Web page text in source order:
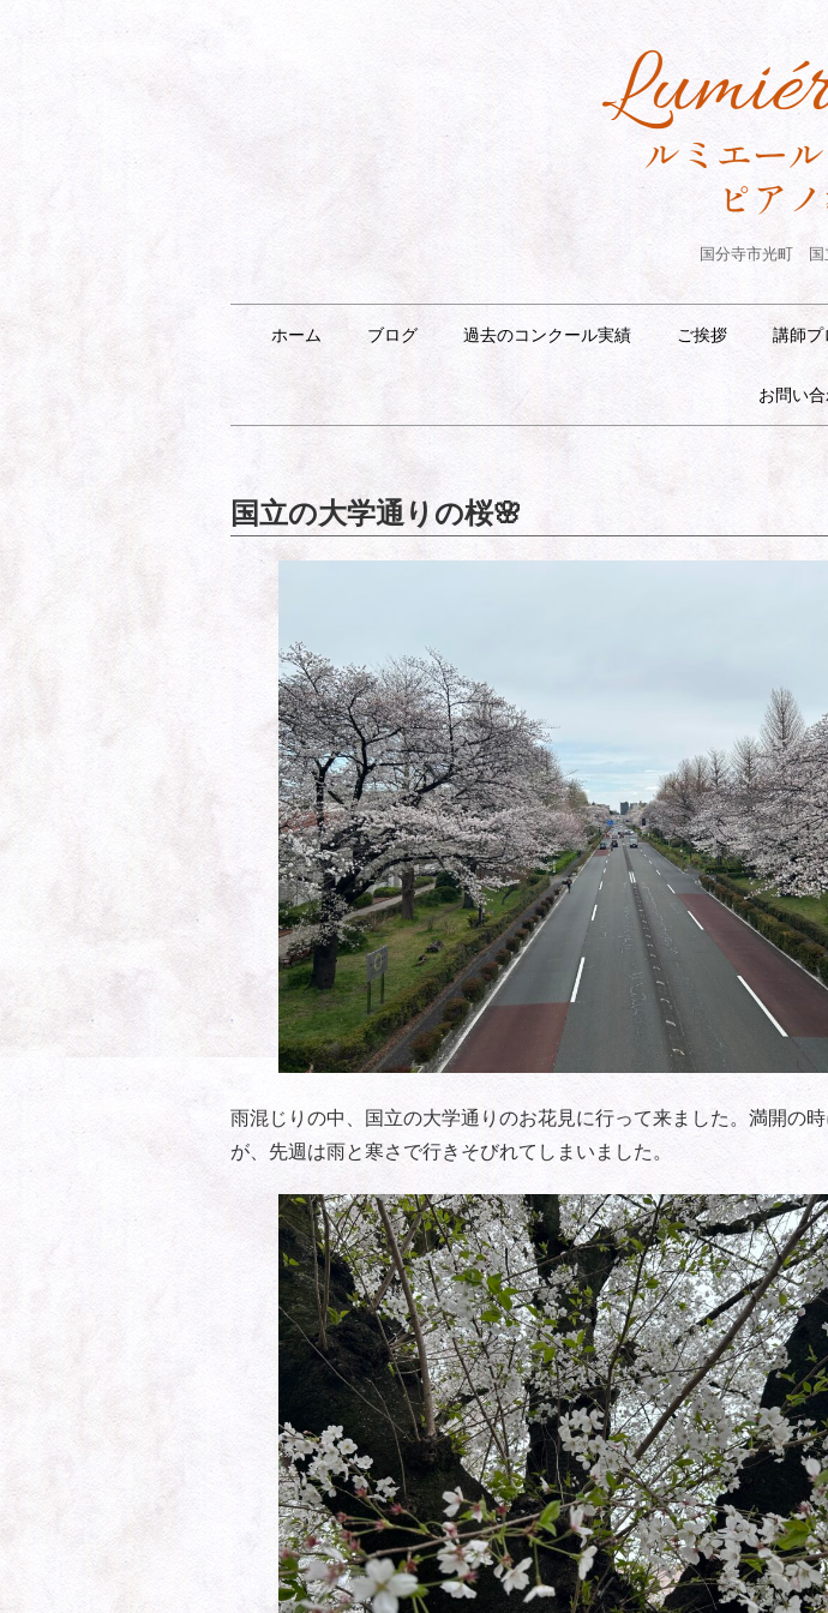
国分寺市光町 国
ホーム ブログ 過去のコンクール実績 ご挨拶 講師プ
お問い
国立の大学通りの桜🌸
雨混じりの中、国立の大学通りのお花見に行って来ました。満開の
が、先週は雨と寒さで行きそびれてしまいました。